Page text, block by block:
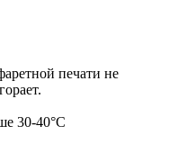
печати не
30-40°С